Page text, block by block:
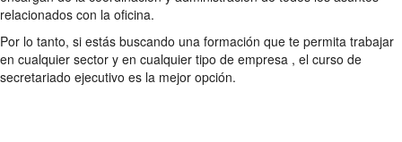
relacionados con la oficina.
Por lo tanto, si estás buscando una formación que te permita trabajar
en cualquier sector y en cualquier tipo de empresa , el curso de
secretariado ejecutivo es la mejor opción.